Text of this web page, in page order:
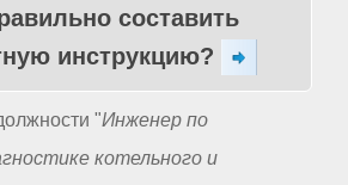
составить
инструкцию?
"Инженер по
котельного и